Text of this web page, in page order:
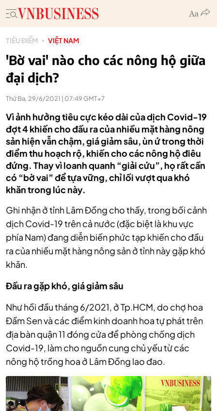
TIÊU ĐIỂM VIỆT NAM
'Bờ vai' nào cho các nông hộ giữa
đại dịch?
Thứ Ba, 29/6/2021 | 07:49 GMT+7
Vì ảnh hưởng tiêu cực kéo dài của dịch Covid-19
đợt 4 khiến cho đầu ra của nhiều mặt hàng nông
sản hiện vẫn chậm, giá giảm sâu, ùn ứ trong thời
điểm thu hoạch rộ, khiến cho các nông hộ điêu
đứng. Thay vì loanh quanh “giải cứu”, họ rất cần
có “bờ vai” để tựa vững, chỉ lối vượt qua khó
khăn trong lúc này.
Ghi nhận ở tỉnh Lâm Đồng cho thấy, trong bối cảnh
dịch Covid-19 trên cả nước (đặc biệt là khu vực
phía Nam) đang diễn biến phức tạp khiến cho đầu
ra của nhiều mặt hàng nông sản ở tỉnh này gặp khó
khăn.
Đầu ra gặp khó, giá giảm sâu
Như hồi đầu tháng 6/2021, ở Tp.HCM, do chợ hoa
Đầm Sen và các điểm kinh doanh hoa tự phát trên
địa bàn quận 11 đóng cửa để phòng chống dịch
Covid-19, làm cho nguồn cung chủ yếu từ các
nông hộ trồng hoa ở Lâm Đồng lao đao.